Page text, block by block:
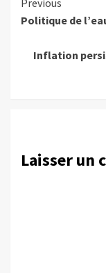
Reading
Politique de
Inflation
Laisser un